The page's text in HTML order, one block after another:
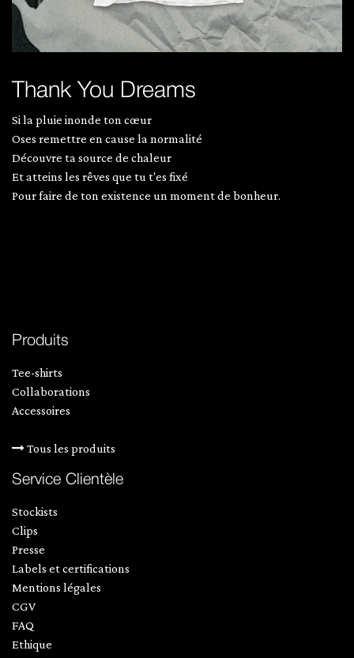
Thank You Dreams
Si la pluie inonde ton cœur
Oses remettre en cause la normalité
Découvre ta source de chaleur
Et atteins les rêves que tu t'es fixé
Pour faire de ton existence un moment de bonheur.
Produits
Tee-shirts
Collaborations
Accessoires
Tous les produits
Service Clientèle
Stockists
Clips
Presse
Labels et certifications
Mentions légales
CGV
FAQ
Ethique